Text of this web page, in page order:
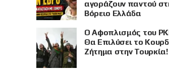
αγοράζουν παντού
Βόρειο Ελλάδα
Ο Αφοπλισμός του
Θα Επιλύσει το
Ζήτημα στην Τουρκία!